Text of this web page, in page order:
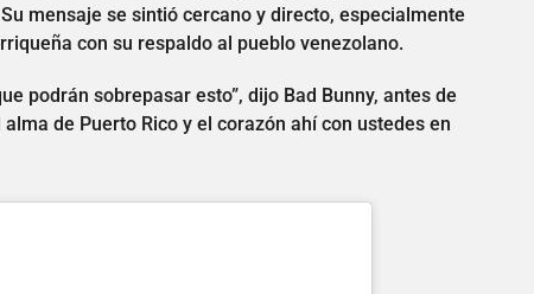
mensaje se sintió cercano y directo, especialmente
con su respaldo al pueblo venezolano.
podrán sobrepasar esto”, dijo Bad Bunny, antes de
de Puerto Rico y el corazón ahí con ustedes en